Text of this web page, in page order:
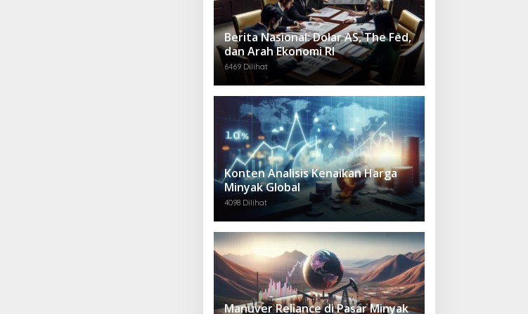
Berita Nasional: Dolar AS, The Fed,
dan Arah Ekonomi RI
6469 Dilihat
Konten Analisis Kenaikan Harga
Minyak Global
4098 Dilihat
Manuver Reliance di Pasar Minyak